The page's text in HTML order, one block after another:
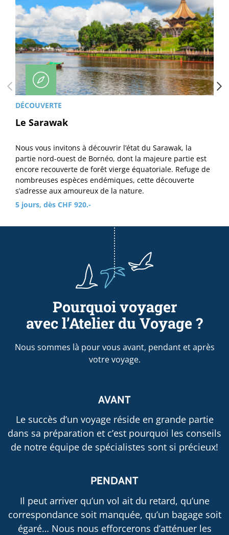
DÉCOUVERTE
Le Sarawak
Nous vous invitons à découvrir l’état du Sarawak, la
partie nord-ouest de Bornéo, dont la majeure partie est
encore recouverte de forêt vierge équatoriale. Refuge de
nombreuses espèces endémiques, cette découverte
s’adresse aux amoureux de la nature.
5 jours, dès CHF 920.-
Pourquoi voyager
avec l’Atelier du Voyage ?
Nous sommes là pour vous avant, pendant et après
votre voyage.
AVANT
Le succès d’un voyage réside en grande partie
dans sa préparation et c’est pourquoi les conseils
de notre équipe de spécialistes sont si précieux!
PENDANT
Il peut arriver qu’un vol ait du retard, qu’une
correspondance soit manquée, qu’un bagage soit
égaré… Nous nous efforcerons d’atténuer les